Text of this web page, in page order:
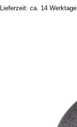
Lieferzeit: ca. 14 Werktage